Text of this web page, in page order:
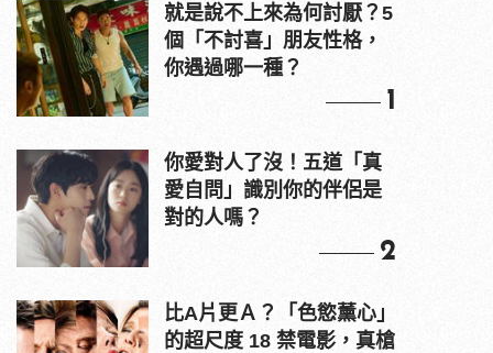
就是說不上來為何討厭？5
個「不討喜」朋友性格，
你遇過哪一種？
1
你愛對人了沒！五道「真
愛自問」識別你的伴侶是
對的人嗎？
2
比A片更Ａ？「色慾薰心」
的超尺度 18 禁電影，真槍